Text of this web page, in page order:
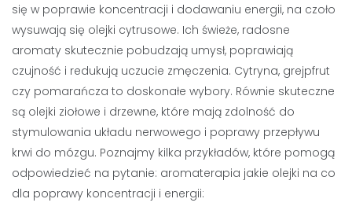
się w poprawie koncentracji i dodawaniu energii, na czoło
wysuwają się olejki cytrusowe. Ich świeże, radosne
aromaty skutecznie pobudzają umysł, poprawiają
czujność i redukują uczucie zmęczenia. Cytryna, grejpfrut
czy pomarańcza to doskonałe wybory. Równie skuteczne
są olejki ziołowe i drzewne, które mają zdolność do
stymulowania układu nerwowego i poprawy przepływu
krwi do mózgu. Poznajmy kilka przykładów, które pomogą
odpowiedzieć na pytanie: aromaterapia jakie olejki na co
dla poprawy koncentracji i energii: